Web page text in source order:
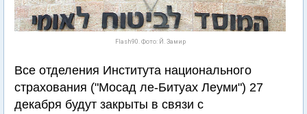
Flash90. Фото: Й. Замир
Все отделения Института национального
страхования ("Мосад ле-Битуах Леуми") 27
декабря будут закрыты в связи с